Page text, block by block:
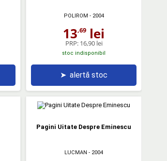
POLIROM - 2004
13,69 lei
PRP: 16,90 lei
stoc indisponibil
➤ alertă stoc
Pagini Uitate Despre Eminescu
LUCMAN - 2004